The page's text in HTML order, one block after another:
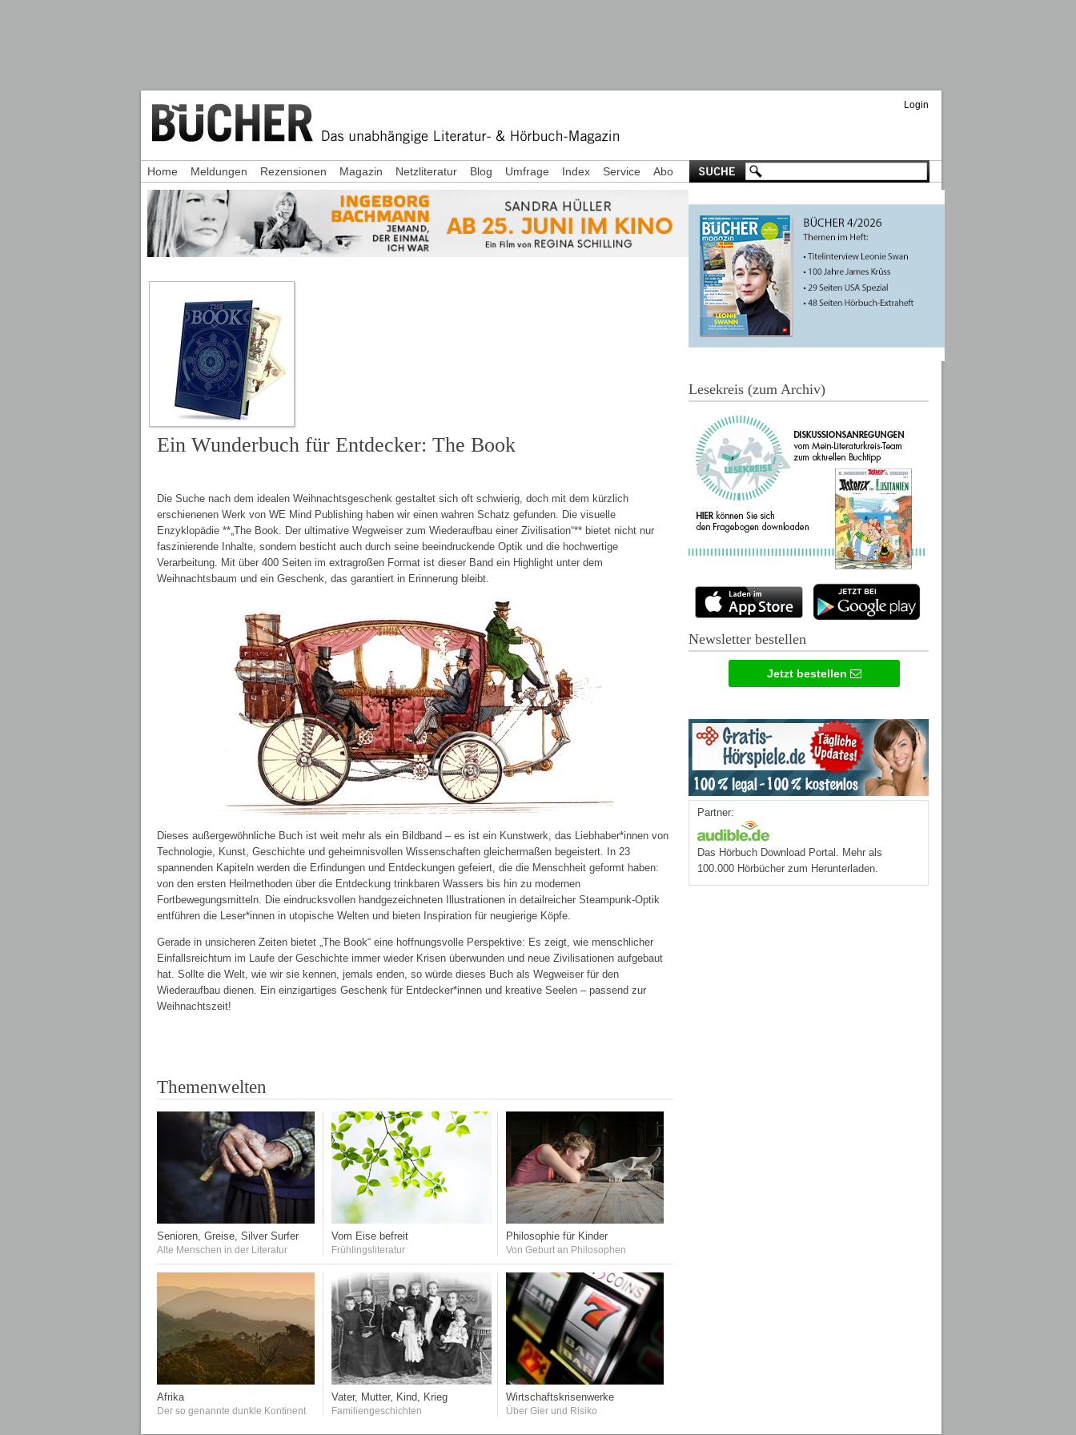
Login
Ein Wunderbuch für Entdecker: The Book
Die Suche nach dem idealen Weihnachtsgeschenk gestaltet sich oft schwierig, doch mit dem kürzlich
erschienenen Werk von WE Mind Publishing haben wir einen wahren Schatz gefunden. Die visuelle
Enzyklopädie **„The Book. Der ultimative Wegweiser zum Wiederaufbau einer Zivilisation“** bietet nicht nur
faszinierende Inhalte, sondern besticht auch durch seine beeindruckende Optik und die hochwertige
Verarbeitung. Mit über 400 Seiten im extragroßen Format ist dieser Band ein Highlight unter dem
Weihnachtsbaum und ein Geschenk, das garantiert in Erinnerung bleibt.
Dieses außergewöhnliche Buch ist weit mehr als ein Bildband – es ist ein Kunstwerk, das Liebhaber*innen von
Technologie, Kunst, Geschichte und geheimnisvollen Wissenschaften gleichermaßen begeistert. In 23
spannenden Kapiteln werden die Erfindungen und Entdeckungen gefeiert, die die Menschheit geformt haben:
von den ersten Heilmethoden über die Entdeckung trinkbaren Wassers bis hin zu modernen
Fortbewegungsmitteln. Die eindrucksvollen handgezeichneten Illustrationen in detailreicher Steampunk-Optik
entführen die Leser*innen in utopische Welten und bieten Inspiration für neugierige Köpfe.
Gerade in unsicheren Zeiten bietet „The Book“ eine hoffnungsvolle Perspektive: Es zeigt, wie menschlicher
Einfallsreichtum im Laufe der Geschichte immer wieder Krisen überwunden und neue Zivilisationen aufgebaut
hat. Sollte die Welt, wie wir sie kennen, jemals enden, so würde dieses Buch als Wegweiser für den
Wiederaufbau dienen. Ein einzigartiges Geschenk für Entdecker*innen und kreative Seelen – passend zur
Weihnachtszeit!
Themenwelten
Senioren, Greise, Silver Surfer
Alte Menschen in der Literatur
Vom Eise befreit
Frühlingsliteratur
Philosophie für Kinder
Von Geburt an Philosophen
Afrika
Der so genannte dunkle Kontinent
Vater, Mutter, Kind, Krieg
Familiengeschichten
Wirtschaftskrisenwerke
Über Gier und Risiko
Home Meldungen Rezensionen Magazin Netzliteratur Blog Umfrage Index Service Abo
Lesekreis (zum Archiv)
Newsletter bestellen
Jetzt bestellen
Partner:
Das Hörbuch Download Portal. Mehr als
100.000 Hörbücher zum Herunterladen.